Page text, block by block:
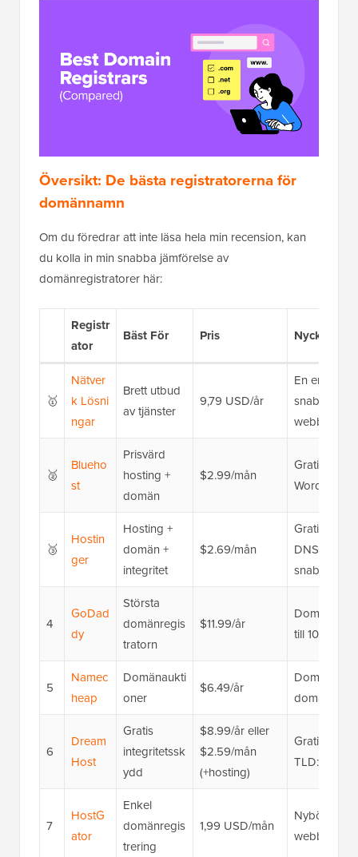
Översikt: De bästa registratorerna för
domännamn
Om du föredrar att inte läsa hela min recension, kan
du kolla in min snabba jämförelse av
domänregistratorer här:
Registr
ator
Bäst För Pris
🥇
Nätver
k Lösni
ngar
Brett utbud
av tjänster
9,79 USD/år
En enda
🥈
Blueho
st
Prisvärd
hosting +
domän
$2.99/mån
Gratis
🥉
Hostin
ger
Hosting +
domän +
integritet
$2.69/mån
DNS-
snabb
4
GoDad
dy
Största
domänregis
tratorn
$11.99/år
till 10 år),
5
Namec
heap
Domänaukti
oner
$6.49/år
6
Dream
Host
Gratis
integritetssk
ydd
$8.99/år eller
$2.59/mån
(+hosting)
Gratis
TLD:er,
7
HostG
ator
Enkel
domänregis
trering
1,99 USD/mån